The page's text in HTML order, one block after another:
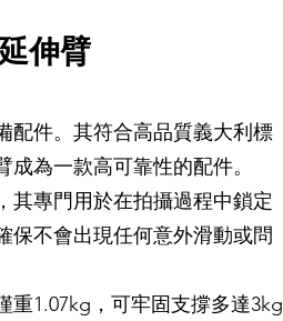
伸臂
配件。其符合高品質義大利標
為一款高可靠性的配件。
其專門用於在拍攝過程中鎖定
保不會出現任何意外滑動或問
重1.07kg，可牢固支撐多達3kg